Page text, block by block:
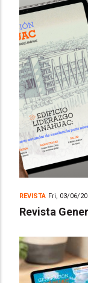
REVISTA Fri, 03/06/
Revista